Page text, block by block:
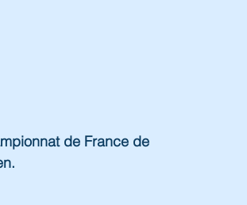
de France de